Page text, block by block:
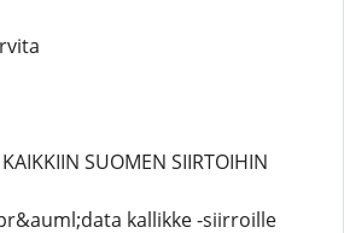
SUOMEN SIIRTOIHIN
kallikke -siirroille